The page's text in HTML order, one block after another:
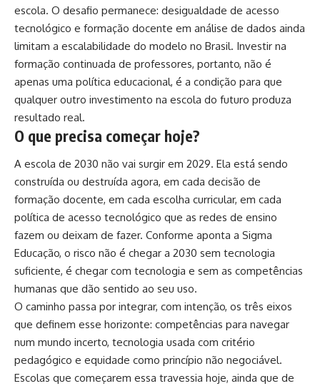
escola. O desafio permanece: desigualdade de acesso
tecnológico e formação docente em análise de dados ainda
limitam a escalabilidade do modelo no Brasil. Investir na
formação continuada de professores, portanto, não é
apenas uma política educacional, é a condição para que
qualquer outro investimento na escola do futuro produza
resultado real.
O que precisa começar hoje?
A escola de 2030 não vai surgir em 2029. Ela está sendo
construída ou destruída agora, em cada decisão de
formação docente, em cada escolha curricular, em cada
política de acesso tecnológico que as redes de ensino
fazem ou deixam de fazer. Conforme aponta a Sigma
Educação, o risco não é chegar a 2030 sem tecnologia
suficiente, é chegar com tecnologia e sem as competências
humanas que dão sentido ao seu uso.
O caminho passa por integrar, com intenção, os três eixos
que definem esse horizonte: competências para navegar
num mundo incerto, tecnologia usada com critério
pedagógico e equidade como princípio não negociável.
Escolas que começarem essa travessia hoje, ainda que de